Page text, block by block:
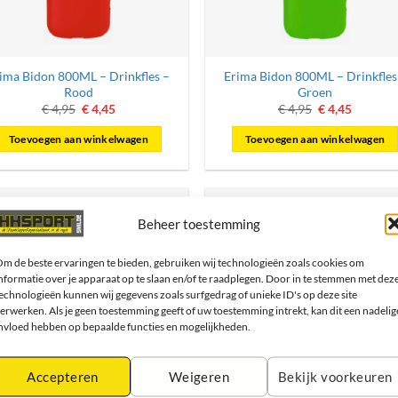
Beheer toestemming
de beste ervaringen te bieden, gebruiken wij technologieën zoals cookies om
over je apparaat op te slaan en/of te raadplegen. Door in te stemmen met
kunnen wij gegevens zoals surfgedrag of unieke ID's op deze site
Als je geen toestemming geeft of uw toestemming intrekt, kan dit een
hebben op bepaalde functies en mogelijkheden.
Accepteren Weigeren Bekijk voorkeuren
Bidon 800ML – Drinkfles –
Rood
€4,95 Oorspronkelijke
prijs
was:
€ 4,95.
€4,45Huidige
is:
€ 4,45.
Toevoegen aan winkelwagen
Erima Bidon 800ML –
Groen
€4,95
prijs
was:
€ 4,95.
€4,45Huidige
is:
€ 4,45.
Toevoegen aan winkelwagen